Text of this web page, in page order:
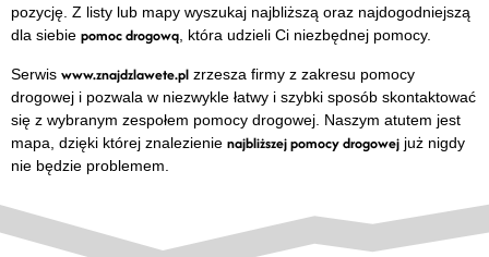
pozycję. Z listy lub mapy wyszukaj najbliższą oraz najdogodniejszą
dla siebie pomoc drogową , która udzieli Ci niezbędnej pomocy.
Serwis www.znajdzlawete.pl zrzesza firmy z zakresu pomocy
drogowej i pozwala w niezwykle łatwy i szybki sposób skontaktować
się z wybranym zespołem pomocy drogowej. Naszym atutem jest
mapa, dzięki której znalezienie najbliższej pomocy drogowej już nigdy
nie będzie problemem.